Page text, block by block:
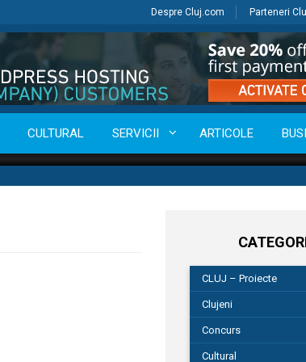
Despre Cluj.com Parteneri
CULTURAL SERVICII ARTICOLE
CLUJ – Proiecte
Clujeni
Concurs
Cultural